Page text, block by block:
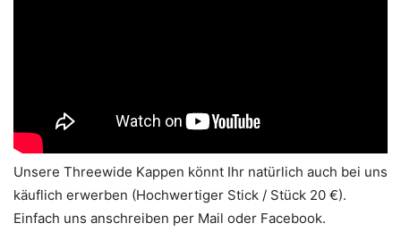
Unsere Threewide Kappen könnt Ihr natürlich auch bei uns
käuflich erwerben (Hochwertiger Stick / Stück 20 €).
Einfach uns anschreiben per Mail oder Facebook.